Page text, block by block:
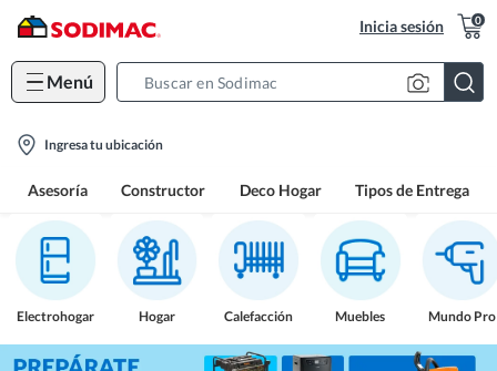
Inicia sesión 0
Menú
location-
Ingresa tu ubicación
Asesoría Constructor Deco Hogar Tipos de Entrega
Electrohogar Hogar Calefacción Muebles Mundo Pro